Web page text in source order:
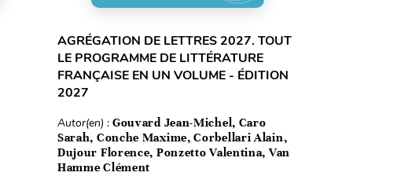
AGRÉGATION DE LETTRES 2027. TOUT
LE PROGRAMME DE LITTÉRATURE
FRANÇAISE EN UN VOLUME - ÉDITION
2027
Autor(en) : Gouvard Jean-Michel, Caro
Sarah, Conche Maxime, Corbellari Alain,
Dujour Florence, Ponzetto Valentina, Van
Hamme Clément